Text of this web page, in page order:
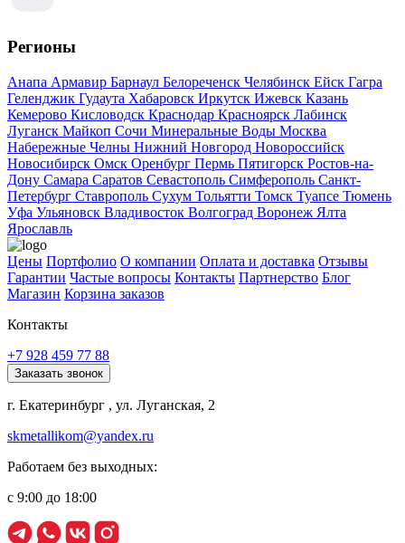
Регионы
Анапа Армавир Барнаул Белореченск Челябинск Ейск Гагра
Геленджик Гудаута Хабаровск Иркутск Ижевск Казань
Кемерово Кисловодск Краснодар Красноярск Лабинск
Луганск Майкоп Сочи Минеральные Воды Москва
Набережные Челны Нижний Новгород Новороссийск
Новосибирск Омск Оренбург Пермь Пятигорск Ростов-на-
Дону Самара Саратов Севастополь Симферополь Санкт-
Петербург Ставрополь Сухум Тольятти Томск Туапсе Тюмень
Уфа Ульяновск Владивосток Волгоград Воронеж Ялта
Ярославль
Цены Портфолио О компании Оплата и доставка Отзывы
Гарантии Частые вопросы Контакты Партнерство Блог
Магазин Корзина заказов
Контакты
+7 928 459 77 88
Заказать звонок
г. Екатеринбург , ул. Луганская, 2
skmetallikom@yandex.ru
Работаем без выходных:
с 9:00 до 18:00